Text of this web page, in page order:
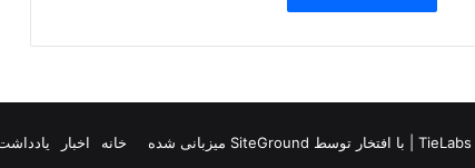
| با افتخار توسط SiteGround میزبانی شده خانه اخبار